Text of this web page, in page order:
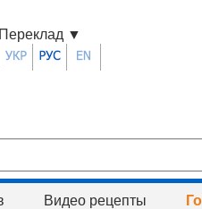
Переклад ▼
Видео рецепты